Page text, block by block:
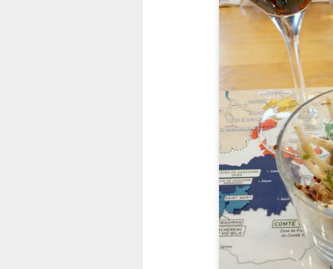
Un
Un soir,
autrement
le jus de citron.
me suis dit que
y ajouter un peu
pourtant la sauce
La seule difficulté
bonne huile
NOV
S’il y a une
visite
les suivre sur les
Comme cette
donc donné